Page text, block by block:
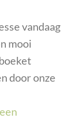
vandaag
mooi
door onze